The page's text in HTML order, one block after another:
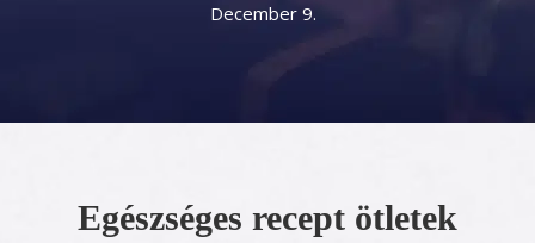
December 9.
Egészséges recept ötletek